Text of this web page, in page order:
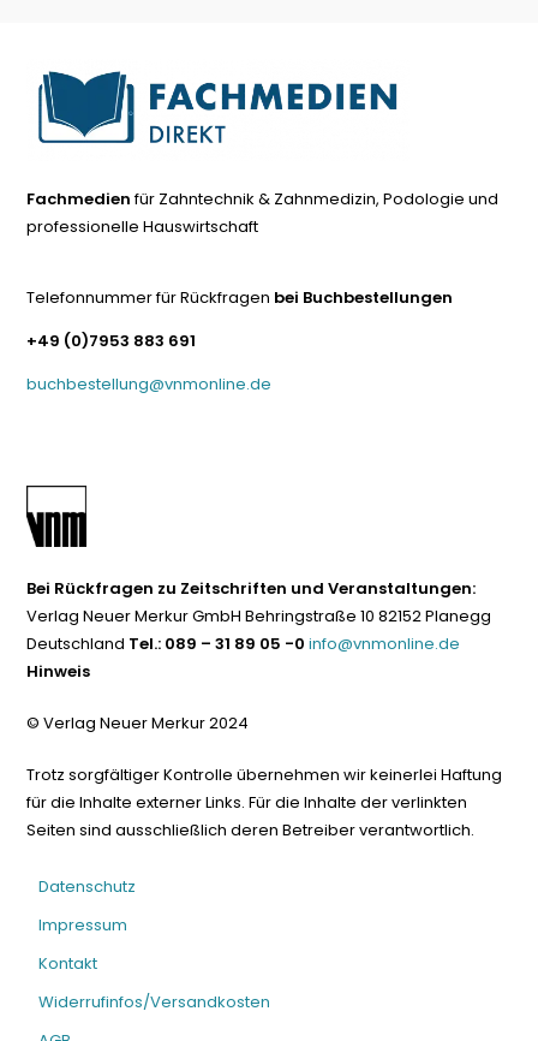
Fachmedienfür Zahntechnik & Zahnmedizin, Podologie und
professionelle Hauswirtschaft
Telefonnummer für Rückfragen bei Buchbestellungen
+49 (0)7953 883 691
buchbestellung@vnmonline.de
Bei Rückfragen zu Zeitschriften und Veranstaltungen:
Verlag Neuer Merkur GmbH Behringstraße 10 82152 Planegg
Deutschland Tel.: 089 – 31 89 05 -0 info@vnmonline.de
Hinweis
© Verlag Neuer Merkur 2024
Trotz sorgfältiger Kontrolle übernehmen wir keinerlei Haftung
für die Inhalte externer Links. Für die Inhalte der verlinkten
Seiten sind ausschließlich deren Betreiber verantwortlich.
Datenschutz
Impressum
Kontakt
Widerrufinfos/Versandkosten